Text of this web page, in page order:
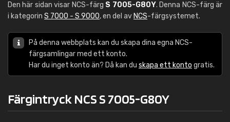
Den här sidan visar NCS-färg S 7005-G80Y. Denna NCS-färg är
i kategorin S 7000 - S 9000, en del av NCS-färgsystemet.
På denna webbplats kan du skapa dina egna NCS-
färgsamlingar med ett konto.
Har du inget konto än? Då kan du skapa ett konto gratis.
Färgintryck NCS S 7005-G80Y